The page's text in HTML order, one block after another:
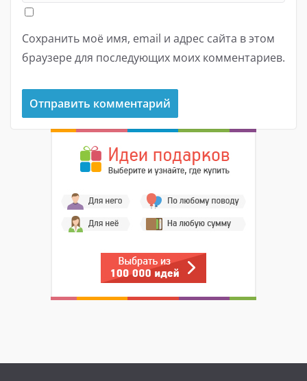
Сохранить моё имя, email и адрес сайта в этом
браузере для последующих моих комментариев.